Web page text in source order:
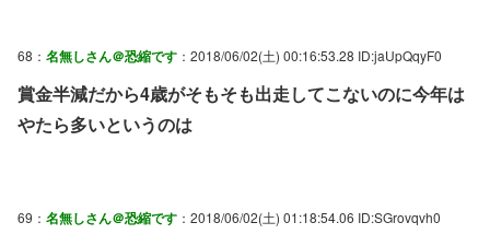
68： 名無しさん＠恐縮です ：2018/06/02(土) 00:16:53.28 ID:jaUpQqyF0
賞金半減だから4歳がそもそも出走してこないのに今年は
やたら多いというのは
69： 名無しさん＠恐縮です ：2018/06/02(土) 01:18:54.06 ID:SGrovqvh0